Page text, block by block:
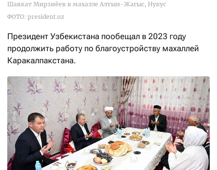
Шавкат Мирзиёев в махалле Алтын-Жагыс, Нукус
ФОТО: president.uz
Президент Узбекистана пообещал в 2023 году
продолжить работу по благоустройству махаллей
Каракалпакстана.